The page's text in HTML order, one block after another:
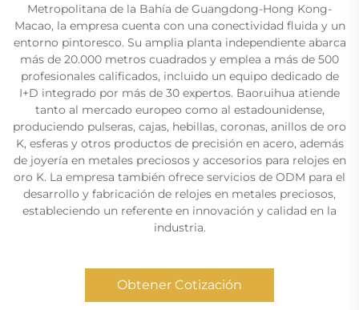
Metropolitana de la Bahía de Guangdong-Hong Kong-
Macao, la empresa cuenta con una conectividad fluida y un
entorno pintoresco. Su amplia planta independiente abarca
más de 20.000 metros cuadrados y emplea a más de 500
profesionales calificados, incluido un equipo dedicado de
I+D integrado por más de 30 expertos. Baoruihua atiende
tanto al mercado europeo como al estadounidense,
produciendo pulseras, cajas, hebillas, coronas, anillos de oro
K, esferas y otros productos de precisión en acero, además
de joyería en metales preciosos y accesorios para relojes en
oro K. La empresa también ofrece servicios de ODM para el
desarrollo y fabricación de relojes en metales preciosos,
estableciendo un referente en innovación y calidad en la
industria.
Obtener Cotización